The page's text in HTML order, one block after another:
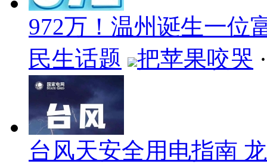
972万！温州诞生一位
民生话题
把苹果咬哭 ·
台风天安全用电指南